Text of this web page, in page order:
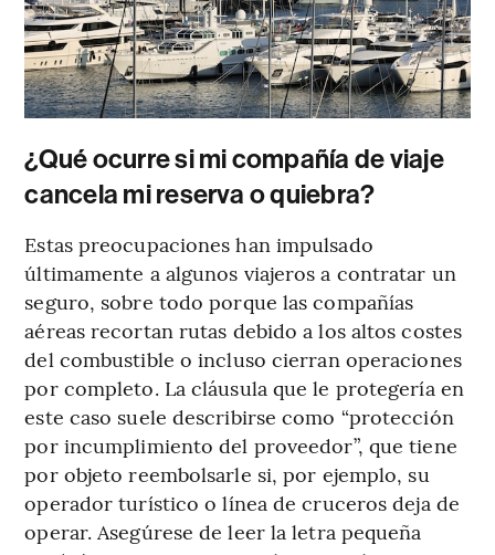
¿Qué ocurre si mi compañía de viaje
cancela mi reserva o quiebra?
Estas preocupaciones han impulsado
últimamente a algunos viajeros a contratar un
seguro, sobre todo porque las compañías
aéreas recortan rutas debido a los altos costes
del combustible o incluso cierran operaciones
por completo. La cláusula que le protegería en
este caso suele describirse como “protección
por incumplimiento del proveedor”, que tiene
por objeto reembolsarle si, por ejemplo, su
operador turístico o línea de cruceros deja de
operar. Asegúrese de leer la letra pequeña